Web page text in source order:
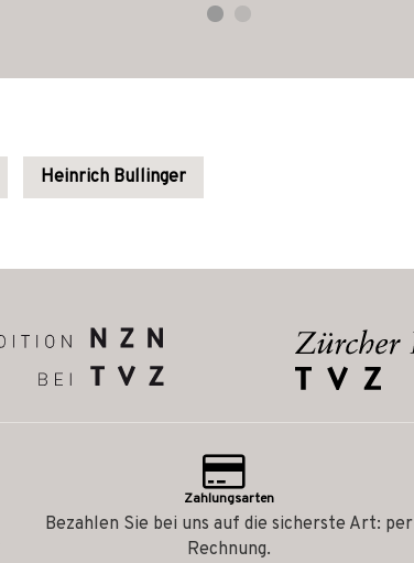
Heinrich Bullinger
Zahlungsarten
Bezahlen Sie bei uns auf die sicherste Art: per
Rechnung.